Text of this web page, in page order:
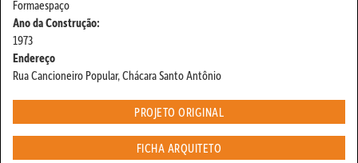
Formaespaço
Ano da Construção:
1973
Endereço
Rua Cancioneiro Popular, Chácara Santo Antônio
PROJETO ORIGINAL
FICHA ARQUITETO